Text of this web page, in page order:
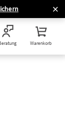
Warenkorb